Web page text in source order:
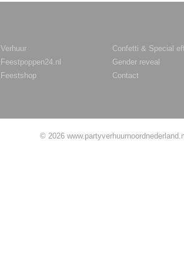
Verhuur
Feestpoppen24.nl
Feestshop
Confetti & Special
Gender reveal
Contact
© 2026